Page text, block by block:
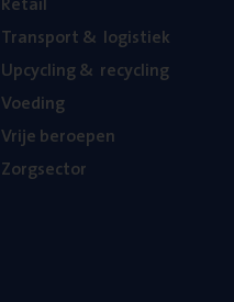
Trans­port& logistiek
Upcy­cling& recycling
Voe­ding
Vrije beroe­pen
Zorg­sec­tor